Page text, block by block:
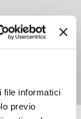
file informatici
previo
i fantasmi
specchianti in